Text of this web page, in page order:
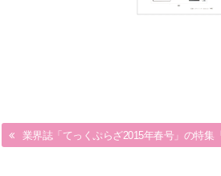
月刊流通ネットワーキング2014年7・8月にて、当社フレーム